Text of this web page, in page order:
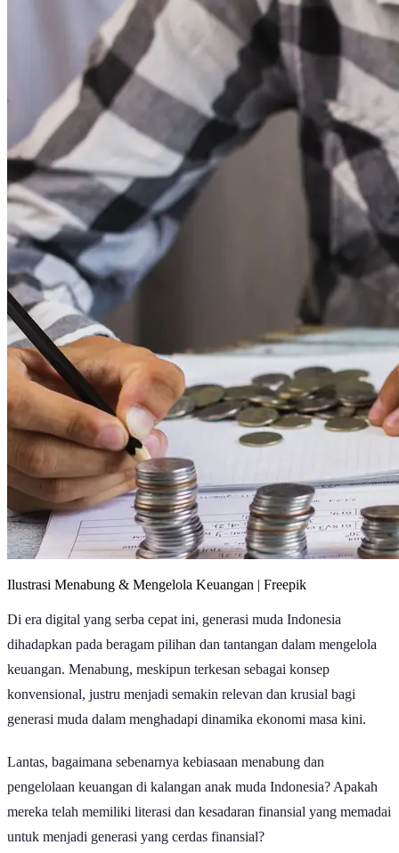
Ilustrasi Menabung & Mengelola Keuangan | Freepik
Di era digital yang serba cepat ini, generasi muda Indonesia
dihadapkan pada beragam pilihan dan tantangan dalam mengelola
keuangan. Menabung, meskipun terkesan sebagai konsep
konvensional, justru menjadi semakin relevan dan krusial bagi
generasi muda dalam menghadapi dinamika ekonomi masa kini.
Lantas, bagaimana sebenarnya kebiasaan menabung dan
pengelolaan keuangan di kalangan anak muda Indonesia? Apakah
mereka telah memiliki literasi dan kesadaran finansial yang memadai
untuk menjadi generasi yang cerdas finansial?